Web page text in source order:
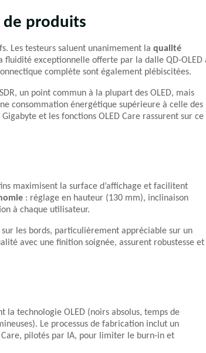
de produits
Les testeurs saluent unanimement la qualité
exceptionnelle offerte par la dalle QD-OLED
complète sont également plébiscitées.
un point commun à la plupart des OLED, mais
consommation énergétique supérieure à celle des
et les fonctions OLED Care rassurent sur ce
maximisent la surface d’affichage et facilitent
: réglage en hauteur (130 mm), inclinaison
à chaque utilisateur.
les bords, particulièrement appréciable sur un
avec une finition soignée, assurent robustesse et
la technologie OLED (noirs absolus, temps de
Le processus de fabrication inclut un
pilotés par IA, pour limiter le burn-in et